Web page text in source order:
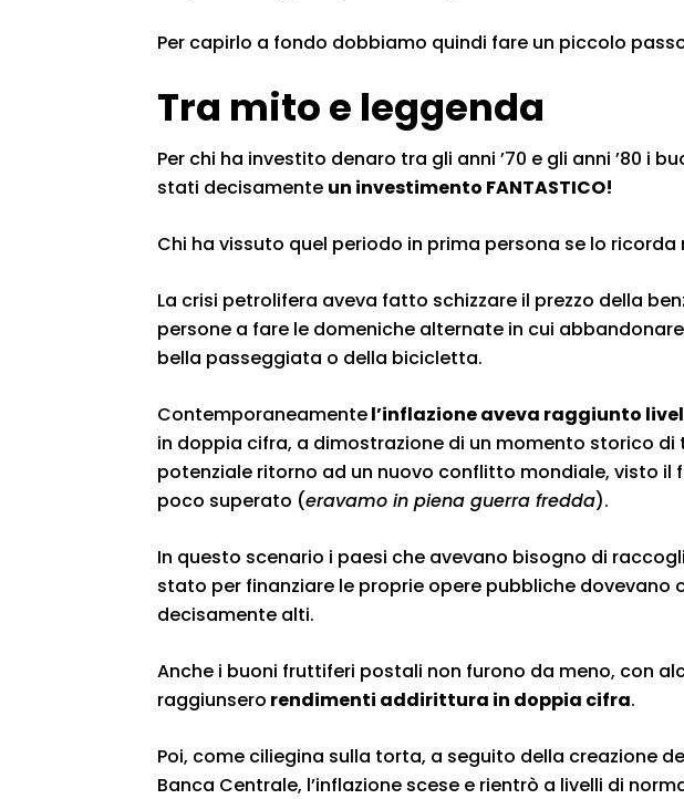
Per capirlo a fondo dobbiamo quindi fare un piccolo
Tra mito e leggenda
Per chi ha investito denaro tra gli anni ’70 e gli anni ’80 i
stati decisamente un investimento FANTASTICO!
Chi ha vissuto quel periodo in prima persona se lo ricorda
La crisi petrolifera aveva fatto schizzare il prezzo della
persone a fare le domeniche alternate in cui
bella passeggiata o della bicicletta.
Contemporaneamentel’inflazione aveva raggiunto
in doppia cifra, a dimostrazione di un momento storico di
potenziale ritorno ad un nuovo conflitto mondiale, visto il
poco superato (eravamo in piena guerra fredda).
In questo scenario i paesi che avevano bisogno di
stato per finanziare le proprie opere pubbliche dovevano
decisamente alti.
Anche i buoni fruttiferi postali non furono da meno, con
raggiunsero rendimenti addirittura in doppia cifra.
Poi, come ciliegina sulla torta, a seguito della creazione
Banca Centrale, l’inflazione scese e rientrò a livelli di